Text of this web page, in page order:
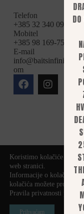
Telefon
+385 32 340 095
Mobitel
+385 98 169-75-94
E-mail
info@baitsinfinity.c
om
Koristimo kolačiće kako
web stranici.
Informacije o kolačićima
kolačića možete pronaći
Pravila privatnosti
Prihvaćam